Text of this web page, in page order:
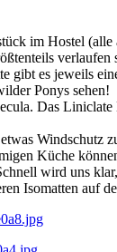
im Hostel
es jeweils
Ponys sehen!
Das
Küche
wird uns
Isomatten auf